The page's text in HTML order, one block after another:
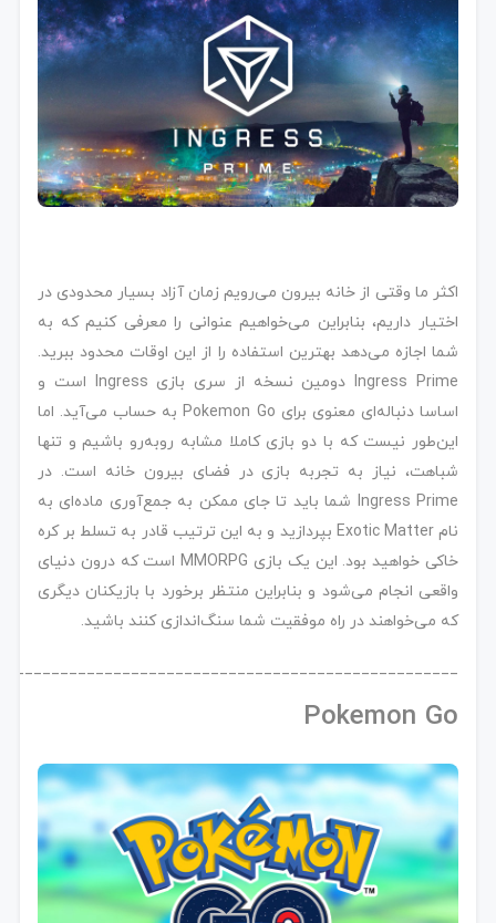
اکثر ما وقتی از خانه بیرون می‌رویم زمان آزاد بسیار محدودی در
اختیار داریم، بنابراین می‌خواهیم عنوانی را معرفی کنیم که به
شما اجازه می‌دهد بهترین استفاده را از این اوقات محدود ببرید.
Ingress Prime دومین نسخه از سری بازی Ingress است و
اساسا دنباله‌ای معنوی برای Pokemon Go به حساب می‌آید. اما
این‌طور نیست که با دو بازی کاملا مشابه روبه‌رو باشیم و تنها
شباهت، نیاز به تجربه بازی در فضای بیرون خانه است. در
Ingress Prime شما باید تا جای ممکن به جمع‌آوری ماده‌ای به
نام Exotic Matter بپردازید و به این ترتیب قادر به تسلط بر کره
خاکی خواهید بود. این یک بازی MMORPG است که درون دنیای
واقعی انجام می‌شود و بنابراین منتظر برخورد با بازیکنان دیگری
که می‌خواهند در راه موفقیت شما سنگ‌اندازی کنند باشید.
Pokemon Go